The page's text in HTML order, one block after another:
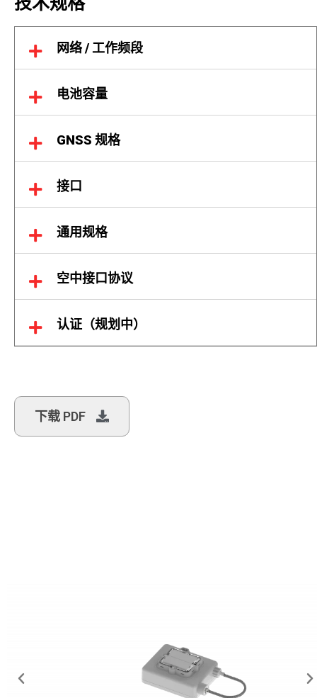
网络 / 工作频段
电池容量
GNSS 规格
接口
通用规格
空中接口协议
认证（规划中）
下载 PDF